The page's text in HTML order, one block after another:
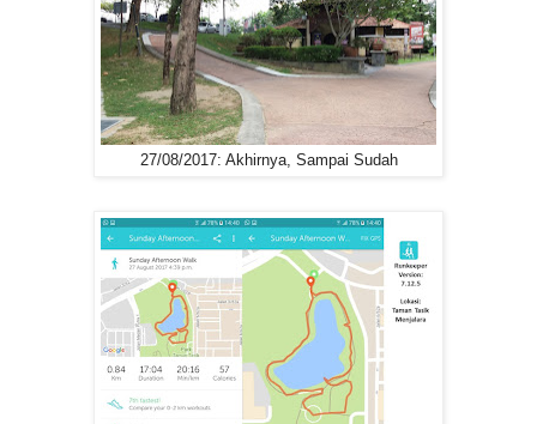
27/08/2017: Akhirnya, Sampai Sudah